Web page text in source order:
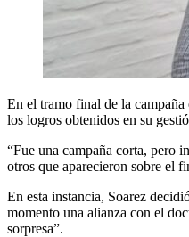
En el tramo final de la
los logros obtenidos en su
“Fue una campaña corta, pero
otros que aparecieron sobre el
En esta instancia, Soarez
momento una alianza con el
sorpresa”.